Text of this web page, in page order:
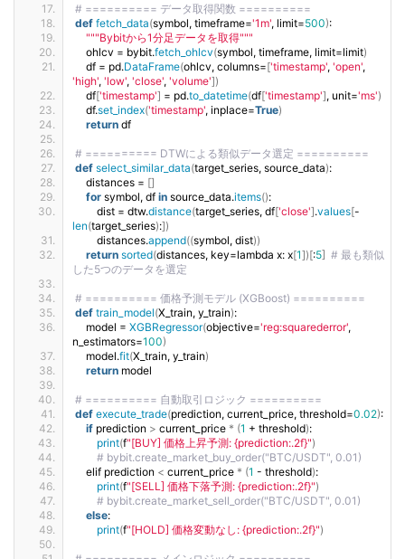
# ========== データ取得関数 ==========
def fetch_data(symbol, timeframe='1m', limit=500):
"""Bybitから1分足データを取得"""
    ohlcv = bybit.
fetch_ohlcv(symbol, timeframe, limit=limit)
    df = pd.
DataFrame(ohlcv, columns=['timestamp', 'open'
'high', 'low', 'close', 'volume'])
    df
['timestamp'] = pd.to_datetime(df['timestamp'], unit='ms')
    df.
set_index('timestamp', inplace=True)
return df
# ========== DTWによる類似データ選定 ==========
def select_similar_data(target_series, source_data):
    distances =
[]
for symbol, df in source_data.items():
        dist = dtw.
distance(target_series, df['close'].values[-
len(target_series):])
        distances.
append((symbol, dist))
return sorted(distances, key=lambda x: x[1])[:5] # 最も類似
した5つのデータを選定
# ========== 価格予測モデル (XGBoost) ==========
def train_model(X_train, y_train):
    model =
XGBRegressor(objective='reg:squarederror',
n_estimators=100)
    model.
fit(X_train, y_train)
return model
# ========== 自動取引ロジック ==========
def execute_trade(prediction, current_price, threshold=0.02):
if prediction > current_price * (1 + threshold):
print(f"[BUY] 価格上昇予測: {prediction:.2f}")
# bybit.create_market_buy_order("BTC/USDT", 0.01)
    elif prediction
< current_price * (1 - threshold):
print(f"[SELL] 価格下落予測: {prediction:.2f}")
# bybit.create_market_sell_order("BTC/USDT", 0.01)
else:
print(f"[HOLD] 価格変動なし: {prediction:.2f}")